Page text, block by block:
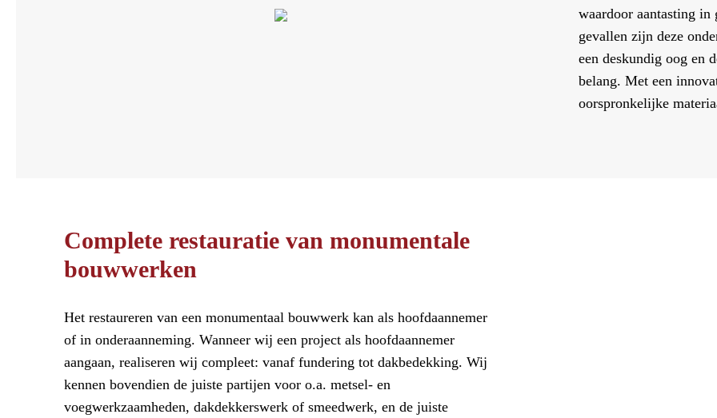
waardoor aantasting
gevallen zijn deze
een deskundig oog en
belang. Met een
oorspronkelijke
Complete restauratie van monumentale
bouwwerken
Het restaureren van een monumentaal bouwwerk kan als hoofdaannemer
of in onderaanneming. Wanneer wij een project als hoofdaannemer
aangaan, realiseren wij compleet: vanaf fundering tot dakbedekking. Wij
kennen bovendien de juiste partijen voor o.a. metsel- en
voegwerkzaamheden, dakdekkerswerk of smeedwerk, en de juiste